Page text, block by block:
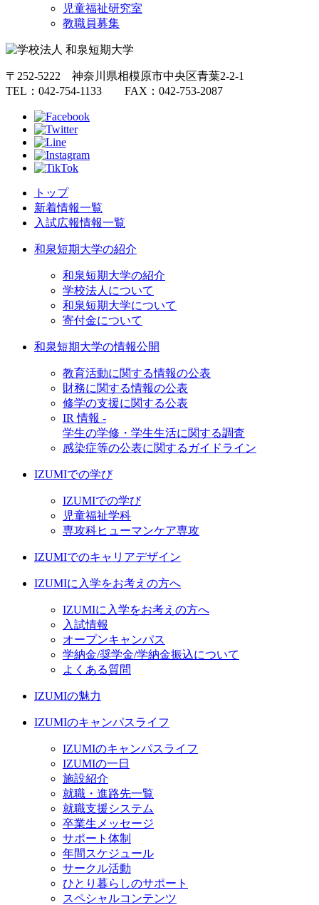
児童福祉研究室
教職員募集
〒252-5222 神奈川県相模原市中央区青葉2-2-1
TEL：042-754-1133 FAX：042-753-2087
トップ
新着情報一覧
入試広報情報一覧
和泉短期大学の紹介
和泉短期大学の紹介
学校法人について
和泉短期大学について
寄付金について
和泉短期大学の情報公開
教育活動に関する情報の公表
財務に関する情報の公表
修学の支援に関する公表
IR 情報 -
学生の学修・学生生活に関する調査
感染症等の公表に関するガイドライン
IZUMIでの学び
IZUMIでの学び
児童福祉学科
専攻科ヒューマンケア専攻
IZUMIでのキャリアデザイン
IZUMIに入学をお考えの方へ
IZUMIに入学をお考えの方へ
入試情報
オープンキャンパス
学納金/奨学金/学納金振込について
よくある質問
IZUMIの魅力
IZUMIのキャンパスライフ
IZUMIのキャンパスライフ
IZUMIの一日
施設紹介
就職・進路先一覧
就職支援システム
卒業生メッセージ
サポート体制
年間スケジュール
サークル活動
ひとり暮らしのサポート
スペシャルコンテンツ